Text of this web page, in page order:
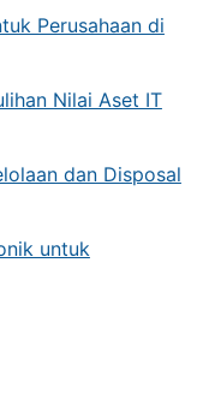
Perusahaan di
Nilai Aset IT
dan Disposal
untuk